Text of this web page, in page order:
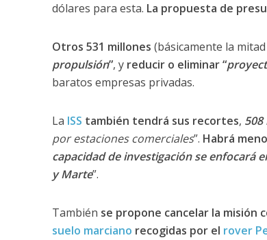
dólares para esta. La propuesta de
Otros 531 millones (básicamente la
propulsión”, y reducir o eliminar “
baratos empresas privadas.
La ISS también tendrá sus recortes, 508
por estaciones comerciales”. Habrá
capacidad de investigación se enfocará
y Marte”.
También se propone cancelar la misión
suelo marciano recogidas por el rover